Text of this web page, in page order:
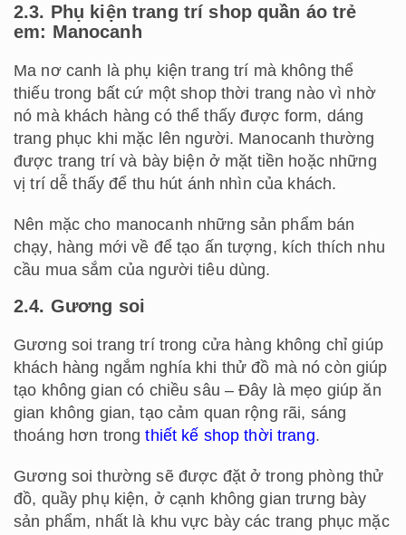
2.3. Phụ kiện trang trí shop quần áo trẻ
em: Manocanh
Ma nơ canh là phụ kiện trang trí mà không thể
thiếu trong bất cứ một shop thời trang nào vì nhờ
nó mà khách hàng có thể thấy được form, dáng
trang phục khi mặc lên người. Manocanh thường
được trang trí và bày biện ở mặt tiền hoặc những
vị trí dễ thấy để thu hút ánh nhìn của khách.
Nên mặc cho manocanh những sản phẩm bán
chạy, hàng mới về để tạo ấn tượng, kích thích nhu
cầu mua sắm của người tiêu dùng.
2.4. Gương soi
Gương soi trang trí trong cửa hàng không chỉ giúp
khách hàng ngắm nghía khi thử đồ mà nó còn giúp
tạo không gian có chiều sâu – Đây là mẹo giúp ăn
gian không gian, tạo cảm quan rộng rãi, sáng
thoáng hơn trongthiết kế shop thời trang.
Gương soi thường sẽ được đặt ở trong phòng thử
đồ, quầy phụ kiện, ở cạnh không gian trưng bày
sản phẩm, nhất là khu vực bày các trang phục mặc